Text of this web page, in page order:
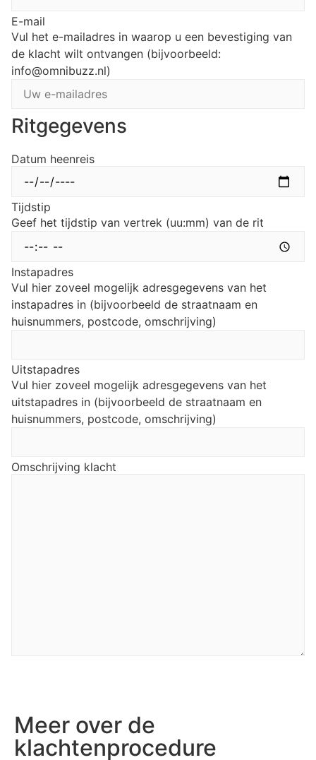
E-mail
Vul het e-mailadres in waarop u een bevestiging van
de klacht wilt ontvangen (bijvoorbeeld:
info@omnibuzz.nl)
Ritgegevens
Datum heenreis
Tijdstip
Geef het tijdstip van vertrek (uu:mm) van de rit
Instapadres
Vul hier zoveel mogelijk adresgegevens van het
instapadres in (bijvoorbeeld de straatnaam en
huisnummers, postcode, omschrijving)
Uitstapadres
Vul hier zoveel mogelijk adresgegevens van het
uitstapadres in (bijvoorbeeld de straatnaam en
huisnummers, postcode, omschrijving)
Omschrijving klacht
Meer over de
klachtenprocedure